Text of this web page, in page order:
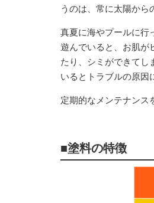
うのは、常に太陽から
真夏に海やプールに行
遊んでいると、お肌
たり、シミができてし
いるとトラブルの原因
定期的なメンテナンス
■塗料の特徴